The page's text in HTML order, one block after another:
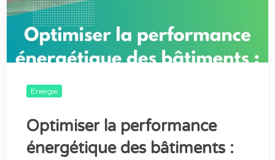
Energie
Optimiser la performance
énergétique des bâtiments :